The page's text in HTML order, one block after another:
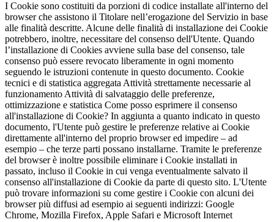
I Cookie sono costituiti da porzioni di codice installate all'interno del
browser che assistono il Titolare nell’erogazione del Servizio in base
alle finalità descritte. Alcune delle finalità di installazione dei Cookie
potrebbero, inoltre, necessitare del consenso dell'Utente. Quando
l’installazione di Cookies avviene sulla base del consenso, tale
consenso può essere revocato liberamente in ogni momento
seguendo le istruzioni contenute in questo documento. Cookie
tecnici e di statistica aggregata Attività strettamente necessarie al
funzionamento Attività di salvataggio delle preferenze,
ottimizzazione e statistica Come posso esprimere il consenso
all'installazione di Cookie? In aggiunta a quanto indicato in questo
documento, l'Utente può gestire le preferenze relative ai Cookie
direttamente all'interno del proprio browser ed impedire – ad
esempio – che terze parti possano installarne. Tramite le preferenze
del browser è inoltre possibile eliminare i Cookie installati in
passato, incluso il Cookie in cui venga eventualmente salvato il
consenso all'installazione di Cookie da parte di questo sito. L'Utente
può trovare informazioni su come gestire i Cookie con alcuni dei
browser più diffusi ad esempio ai seguenti indirizzi: Google
Chrome, Mozilla Firefox, Apple Safari e Microsoft Internet